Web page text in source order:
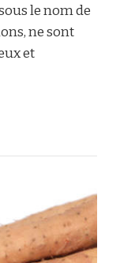
le nom de
ne sont
et